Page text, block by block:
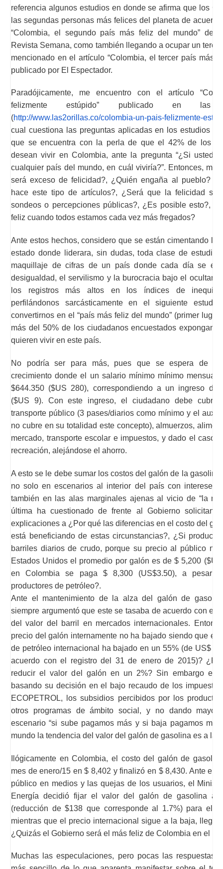
referencia algunos estudios en donde se afirma que los
las segundas personas más felices del planeta de
“Colombia, el segundo país más feliz del mundo” de
Revista Semana, como también llegando a ocupar un
mencionado en el artículo “Colombia, el tercer país más
publicado por El Espectador.
Paradójicamente, me encuentro con el artículo
felizmente estúpido” publicado en
(http://www.las2orillas.co/colombia-un-pais-felizmente-
cual cuestiona las preguntas aplicadas en los estudios
que se encuentra con la perla de que el 42% de los
desean vivir en Colombia, ante la pregunta “¿Si usted
cualquier país del mundo, en cuál viviría?”. Entonces, me
será exceso de felicidad?, ¿Quién engaña al pueblo?
hace este tipo de artículos?, ¿Será que la felicidad se
sondeos o percepciones públicas?, ¿Es posible esto?,
feliz cuando todos estamos cada vez más fregados?
Ante estos hechos, considero que se están cimentando
estado donde liderara, sin dudas, toda clase de
maquillaje de cifras de un país donde cada día se
desigualdad, el servilismo y la burocracia bajo el
los registros más altos en los índices de
perfilándonos sarcásticamente en el siguiente estudio
convertirnos en el “país más feliz del mundo” (primer
más del 50% de los ciudadanos encuestados expongan
quieren vivir en este país.
No podría ser para más, pues que se espera de la
crecimiento donde el un salario mínimo mínimo mensual
$644.350 ($US 280), correspondiendo a un ingreso
($US 9). Con este ingreso, el ciudadano debe cubrir
transporte público (3 pases/diarios como mínimo y el
no cubre en su totalidad este concepto), almuerzos,
mercado, transporte escolar e impuestos, y dado el caso,
recreación, alejándose el ahorro.
A esto se le debe sumar los costos del galón de la
no solo en escenarios al interior del país con intereses
también en las alas marginales ajenas al vicio de “la
última ha cuestionado de frente al Gobierno
explicaciones a ¿Por qué las diferencias en el costo del
está beneficiando de estas circunstancias?, ¿Si
barriles diarios de crudo, porque su precio al público
Estados Unidos el promedio por galón es de $ 5,200
en Colombia se paga $ 8,300 (US$3.50), a pesar
productores de petróleo?.
Ante el mantenimiento de la alza del galón de
siempre argumentó que este se tasaba de acuerdo con el
del valor del barril en mercados internacionales.
precio del galón internamente no ha bajado siendo que el
de petróleo internacional ha bajado en un 55% (de US$
acuerdo con el registro del 31 de enero de 2015)?
reducir el valor del galón en un 2%? Sin embargo el
basando su decisión en el bajo recaudo de los
ECOPETROL, los subsidios percibidos por los
otros programas de ámbito social, y no dando mayor
escenario “si sube pagamos más y si baja pagamos
mundo la tendencia del valor del galón de gasolina es a la
Ilógicamente en Colombia, el costo del galón de
mes de enero/15 en $ 8,402 y finalizó en $ 8,430. Ante el
público en medios y las quejas de los usuarios, el
Energía decidió fijar el valor del galón de gasolina a
(reducción de $138 que corresponde al 1.7%) para el
mientras que el precio internacional sigue a la baja,
¿Quizás el Gobierno será el más feliz de Colombia en el
Muchas las especulaciones, pero pocas las respuestas,